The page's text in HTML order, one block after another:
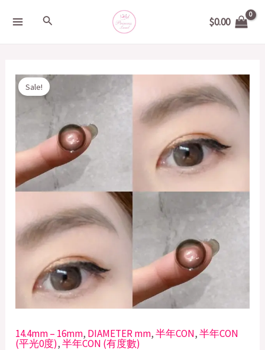
Search $0.00
Sale!
14.4mm – 16mm, DIAMETER mm,半年CON,半年CON
(平光0度),半年CON (有度數)
Original
price
was:
$200.00.
Current
price
$50.00.
S/LENS
黑
珍
14.5mm
quantity